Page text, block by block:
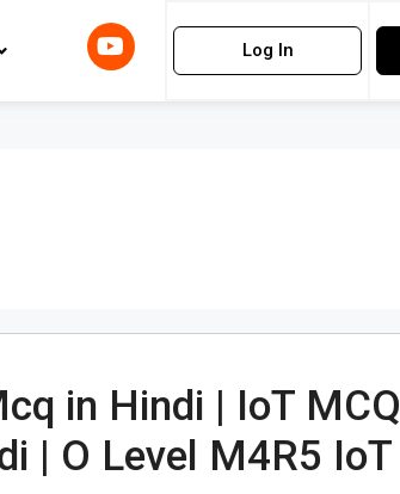
Log In
in Hindi | IoT MCQ
| O Level M4R5 IoT